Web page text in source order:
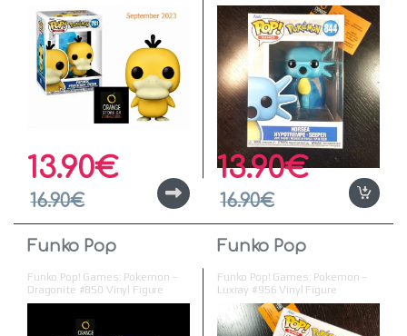
13.90€
16.90€
13.90€
16.90€
Funko Pop
Funko Pop! Games: Pokemon –
Dragonite #850 Vinyl Figure
Funko Pop
Funko Pop! Games: Pokemon –
Luxray #956 Vinyl Figure